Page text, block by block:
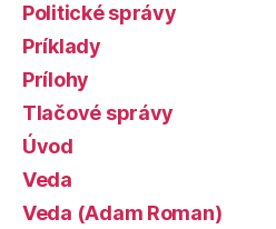
Politické správy
Príklady
Prílohy
Tlačové správy
Úvod
Veda
Veda (Adam Roman)